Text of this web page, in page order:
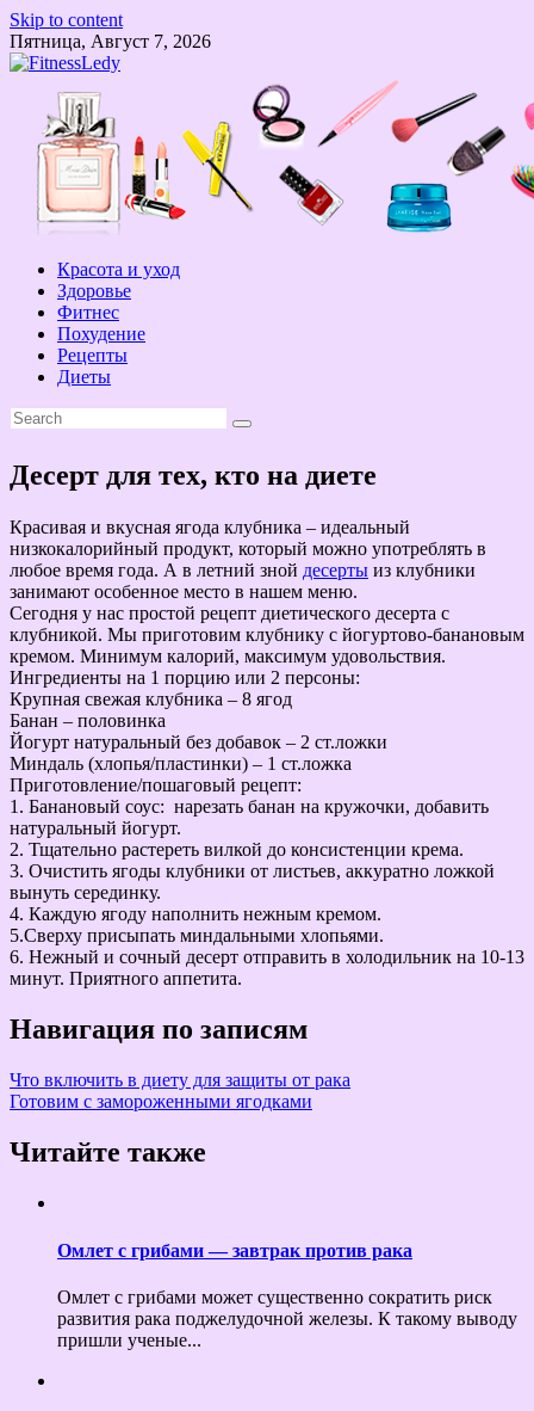
Skip to content
Пятница, Август 7, 2026
Красота и уход
Здоровье
Фитнес
Похудение
Рецепты
Диеты
Десерт для тех, кто на диете
Красивая и вкусная ягода клубника – идеальный
низкокалорийный продукт, который можно употреблять в
любое время года. А в летний зной десерты из клубники
занимают особенное место в нашем меню.
Сегодня у нас простой рецепт диетического десерта с
клубникой. Мы приготовим клубнику с йогуртово-банановым
кремом. Минимум калорий, максимум удовольствия.
Ингредиенты на 1 порцию или 2 персоны:
Крупная свежая клубника – 8 ягод
Банан – половинка
Йогурт натуральный без добавок – 2 ст.ложки
Миндаль (хлопья/пластинки) – 1 ст.ложка
Приготовление/пошаговый рецепт:
1. Банановый соус: нарезать банан на кружочки, добавить
натуральный йогурт.
2. Тщательно растереть вилкой до консистенции крема.
3. Очистить ягоды клубники от листьев, аккуратно ложкой
вынуть серединку.
4. Каждую ягоду наполнить нежным кремом.
5.Сверху присыпать миндальными хлопьями.
6. Нежный и сочный десерт отправить в холодильник на 10-13
минут. Приятного аппетита.
Навигация по записям
Что включить в диету для защиты от рака
Готовим с замороженными ягодками
Читайте также
Омлет с грибами — завтрак против рака
Омлет с грибами может существенно сократить риск
развития рака поджелудочной железы. К такому выводу
пришли ученые...